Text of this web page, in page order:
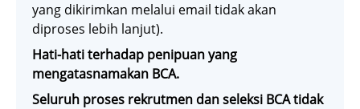
yang dikirimkan melalui email tidak akan
diproses lebih lanjut).
Hati-hati terhadap penipuan yang
mengatasnamakan BCA.
Seluruh proses rekrutmen dan seleksi BCA tidak